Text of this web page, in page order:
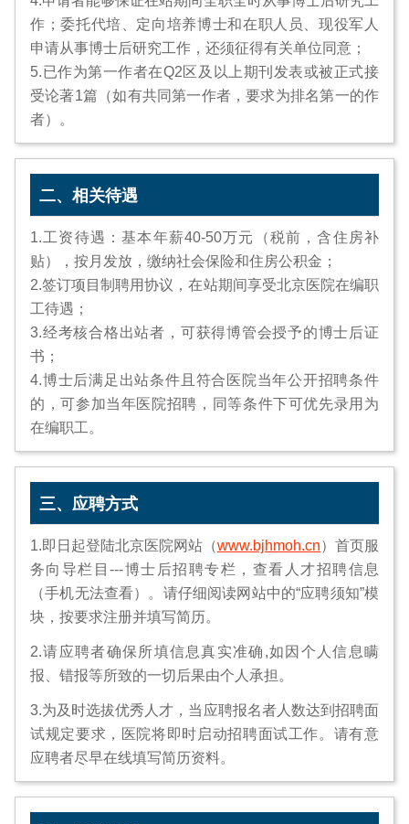
作；委托代培、定向培养博士和在职人员、现役军人
申请从事博士后研究工作，还须征得有关单位同意；
5.已作为第一作者在Q2区及以上期刊发表或被正式接
受论著1篇（如有共同第一作者，要求为排名第一的作
者）。
二、相关待遇
1.工资待遇：基本年薪40-50万元（税前，含住房补
贴），按月发放，缴纳社会保险和住房公积金；
2.签订项目制聘用协议，在站期间享受北京医院在编职
工待遇；
3.经考核合格出站者，可获得博管会授予的博士后证
书；
4.博士后满足出站条件且符合医院当年公开招聘条件
的，可参加当年医院招聘，同等条件下可优先录用为
在编职工。
三、应聘方式
1.即日起登陆北京医院网站（www.bjhmoh.cn）首页服
务向导栏目---博士后招聘专栏，查看人才招聘信息
（手机无法查看）。请仔细阅读网站中的“应聘须知”模
块，按要求注册并填写简历。
2.请应聘者确保所填信息真实准确,如因个人信息瞒
报、错报等所致的一切后果由个人承担。
3.为及时选拔优秀人才，当应聘报名者人数达到招聘面
试规定要求，医院将即时启动招聘面试工作。请有意
应聘者尽早在线填写简历资料。